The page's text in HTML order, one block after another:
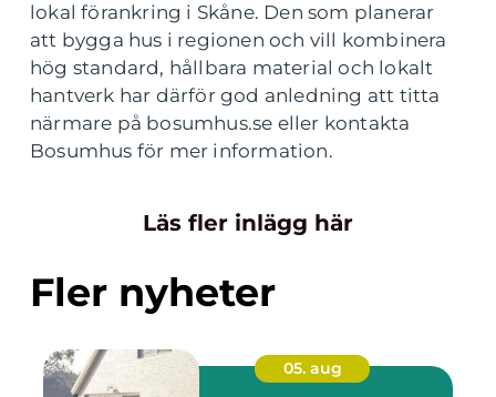
lokal förankring i Skåne. Den som planerar
att bygga hus i regionen och vill kombinera
hög standard, hållbara material och lokalt
hantverk har därför god anledning att titta
närmare på bosumhus.se eller kontakta
Bosumhus för mer information.
Läs fler inlägg här
Fler nyheter
05. aug